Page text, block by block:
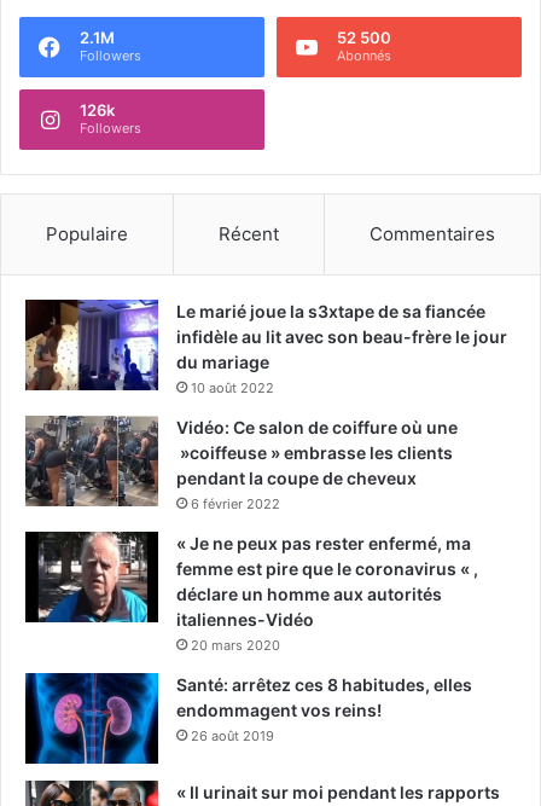
2.1M
Followers
52 500
Abonnés
126k
Followers
Populaire Récent Commentaires
Le marié joue la s3xtape de sa fiancée
infidèle au lit avec son beau-frère le jour
du mariage
10 août 2022
Vidéo: Ce salon de coiffure où une
»coiffeuse » embrasse les clients
pendant la coupe de cheveux
6 février 2022
« Je ne peux pas rester enfermé, ma
femme est pire que le coronavirus « ,
déclare un homme aux autorités
italiennes-Vidéo
20 mars 2020
Santé: arrêtez ces 8 habitudes, elles
endommagent vos reins!
26 août 2019
« Il urinait sur moi pendant les rapports